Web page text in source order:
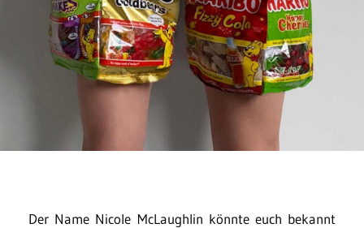
Der Name Nicole McLaughlin könnte euch bekannt